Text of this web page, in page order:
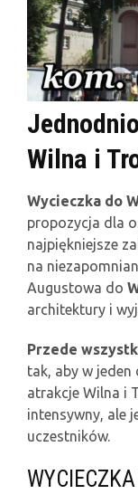
Wilna i
Wycieczka do
propozycja dla
najpiękniejsze
na
Augustowa do
architektury i
Przede
tak, aby w jeden
atrakcje Wilna i
intensywny, ale
uczestników.